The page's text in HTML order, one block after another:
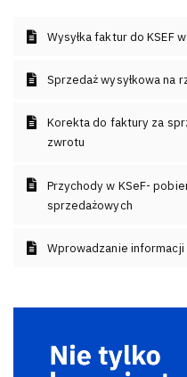
Wysyłka faktur do KSEF
Sprzedaż wysyłkowa na
Korekta do faktury za
zwrotu
Przychody w KSeF-
sprzedażowych
Wprowadzanie